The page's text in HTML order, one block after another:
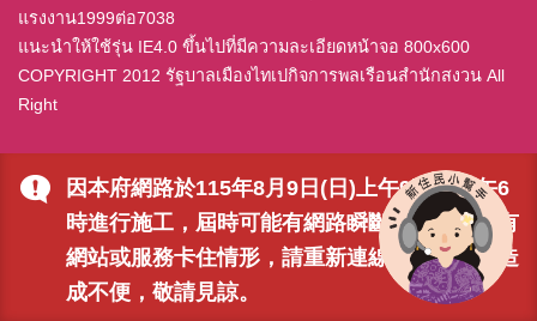
因本府網路於115年8月9日(日)上午9時至下午6
時進行施工，屆時可能有網路瞬斷之情形，若有
網站或服務卡住情形，請重新連線即可排除，造
成不便，敬請見諒。
แรงงาน1999ต่อ7038
แนะนำให้ใช้รุ่น IE4.0 ขึ้นไปที่มีความละเอียดหน้าจอ 800x600
COPYRIGHT 2012 รัฐบาลเมืองไทเปกิจการพลเรือนสำนักสงวน All
Right